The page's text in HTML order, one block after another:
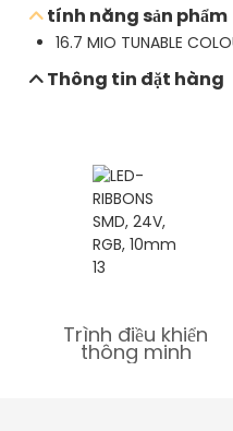
Tải xuống
tính năng sản phẩm
16.7 MIO TUNABLE
Thông tin đặt hàng
Trình điều khiển
thông minh